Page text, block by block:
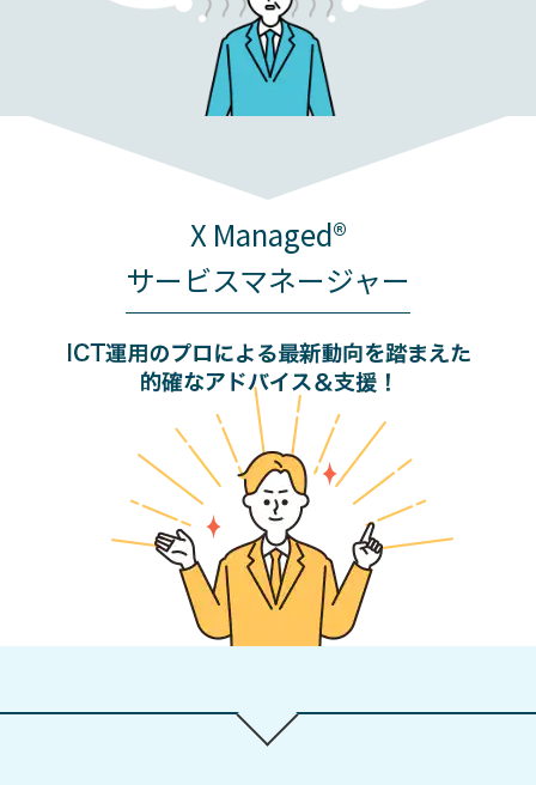
X Managed®
サービスマネージャー